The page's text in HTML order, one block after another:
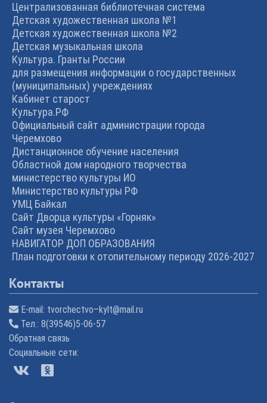
Централизованная библиотечная система
Детская художественная школа №1
Детская художественная школа №2
Детская музыкальная школа
Культура. Гранты России
для размещения информации о государственных
(муниципальных) учреждениях
Кабинет старост
Культура.РФ
Официальный сайт администрации города
Черемхово
Дистанционное обучение населения
Областной дом народного творчества
министерство культуры ИО
Министерство культуры РФ
УМЦ Байкал
Сайт Дворца культуры «Горняк»
Сайт музея Черемхово
НАВИГАТОР ДОП ОБРАЗОВАНИЯ
План подготовки к отопительному периоду 2026-2027
Контакты
E-mail: tvorchectvo–kylt@mail.ru
Тел.: 8(39546)5-06-57
Обратная связь
Cоциальные сети: